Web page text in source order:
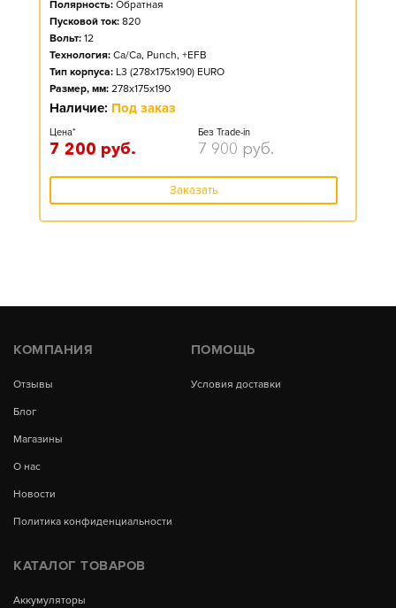
Полярность: Обратная
Пусковой ток: 820
Вольт: 12
Технология: Ca/Ca, Punch, +EFB
Тип корпуса: L3 (278x175x190) EURO
Размер, мм: 278x175x190
Наличие: Под заказ
Цена*
7 200 руб.
Без Trade-in
7 900 руб.
Заказать
КОМПАНИЯ
Отзывы
Блог
Магазины
О нас
Новости
Политика конфиденциальности
ПОМОЩЬ
Условия доставки
КАТАЛОГ ТОВАРОВ
Аккумуляторы